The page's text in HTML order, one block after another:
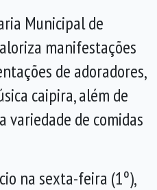
Municipal de
manifestações
de adoradores,
caipira, além de
variedade de comidas
na sexta-feira (1º),